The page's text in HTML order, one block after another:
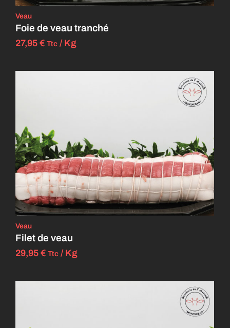
Veau
Foie de veau tranché
27,95 € Ttc / Kg
Veau
Filet de veau
29,95 € Ttc / Kg